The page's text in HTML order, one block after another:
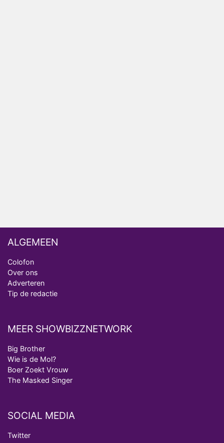
ALGEMEEN
Colofon
Over ons
Adverteren
Tip de redactie
MEER SHOWBIZZNETWORK
Big Brother
Wie is de Mol?
Boer Zoekt Vrouw
The Masked Singer
SOCIAL MEDIA
Twitter